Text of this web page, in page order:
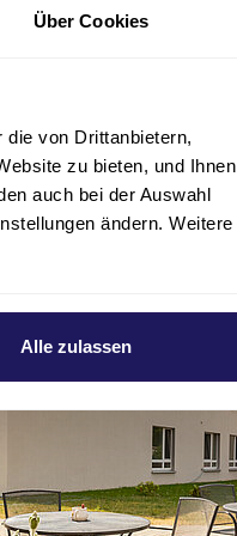
Über Cookies
von Drittanbietern,
zu bieten, und Ihnen
auch bei der Auswahl
ändern. Weitere
Alle zulassen